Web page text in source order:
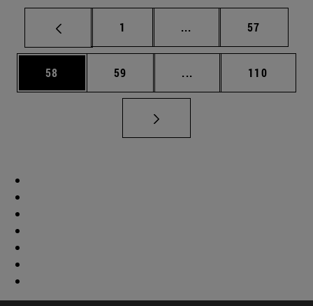
Página
1 ... Páginas intermedias
Página
57
Página
58 Página
59 ... Páginas intermedias
Página
110